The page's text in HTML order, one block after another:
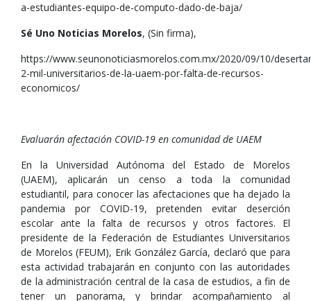
a-estudiantes-equipo-de-computo-dado-de-baja/
Sé Uno Noticias Morelos, (Sin firma),
https://www.seunonoticiasmorelos.com.mx/2020/09/10/
2-mil-universitarios-de-la-uaem-por-falta-de-recursos-
economicos/
Evaluarán afectación COVID-19 en comunidad de UAEM
En la Universidad Autónoma del Estado de Morelos
(UAEM), aplicarán un censo a toda la comunidad
estudiantil, para conocer las afectaciones que ha dejado la
pandemia por COVID-19, pretenden evitar deserción
escolar ante la falta de recursos y otros factores. El
presidente de la Federación de Estudiantes Universitarios
de Morelos (FEUM), Erik González García, declaró que para
esta actividad trabajarán en conjunto con las autoridades
de la administración central de la casa de estudios, a fin de
tener un panorama, y brindar acompañamiento al